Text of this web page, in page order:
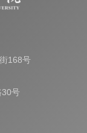
168号
30号